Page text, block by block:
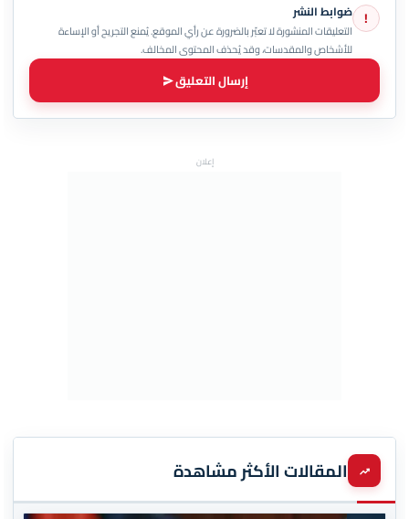
! ضوابط النشر
التعليقات المنشورة لا تعبّر بالضرورة عن رأي الموقع. يُمنع التجريح أو الإساءة
للأشخاص والمقدسات، وقد يُحذف المحتوى المخالف.
إرسال التعليق
إعلان
المقالات الأكثر مشاهدة